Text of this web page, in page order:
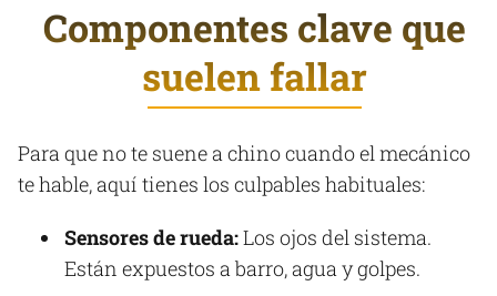
Componentes clave que
suelen fallar
Para que no te suene a chino cuando el mecánico
te hable, aquí tienes los culpables habituales:
Sensores de rueda:Los ojos del sistema.
Están expuestos a barro, agua y golpes.